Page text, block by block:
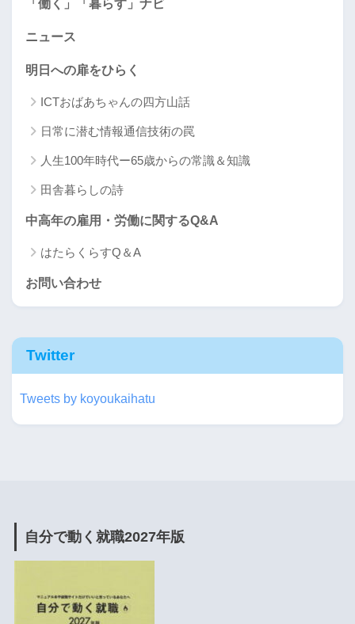
「働く」「暮らす」ナビ
ニュース
明日への扉をひらく
ICTおばあちゃんの四方山話
日常に潜む情報通信技術の罠
人生100年時代ー65歳からの常識＆知識
田舎暮らしの詩
中高年の雇用・労働に関するQ&A
はたらくらすQ＆A
お問い合わせ
Twitter
Tweets by koyoukaihatu
自分で動く就職2027年版